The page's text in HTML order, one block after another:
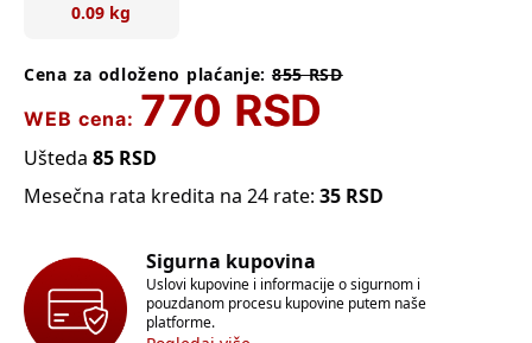
0.09 kg
Cena za odloženo plaćanje: 855RSD
WEB cena: 770 RSD
Ušteda 85 RSD
Mesečna rata kredita na 24 rate: 35 RSD
Sigurna kupovina
Uslovi kupovine i informacije o sigurnom i
pouzdanom procesu kupovine putem naše
platforme.